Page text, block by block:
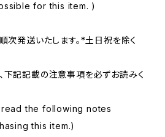
for this item. )
次発送いたします。*土日祝を除く
下記記載の注意事項を必ずお読みく
the following notes
this item.)